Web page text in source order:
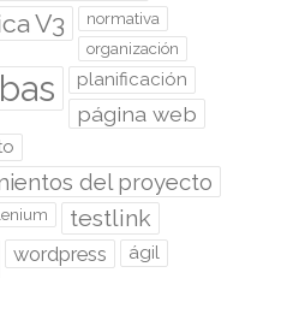
V3
normativa
organización
planificación
página web
del proyecto
testlink
wordpress ágil